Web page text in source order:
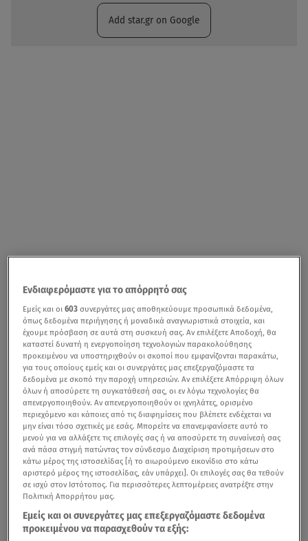
Add star.gr on Google
Ενδιαφερόμαστε για το απόρρητό σας
Εμείς και οι603 συνεργάτες μας αποθηκεύουμε προσωπικά δεδομένα,
όπως δεδομένα περιήγησης ή μοναδικά αναγνωριστικά στοιχεία, και
έχουμε πρόσβαση σε αυτά στη συσκευή σας. Αν επιλέξετε Αποδοχή, θα
καταστεί δυνατή η ενεργοποίηση τεχνολογιών παρακολούθησης
προκειμένου να υποστηριχθούν οι σκοποί που εμφανίζονται παρακάτω,
για τους οποίους εμείς και οι συνεργάτες μας επεξεργαζόμαστε τα
δεδομένα με σκοπό την παροχή υπηρεσιών. Αν επιλέξετε Απόρριψη όλων
όλων ή αποσύρετε τη συγκατάθεσή σας, οι εν λόγω τεχνολογίες θα
απενεργοποιηθούν. Αν απενεργοποιηθούν οι ιχνηλάτες, ορισμένο
περιεχόμενο και κάποιες από τις διαφημίσεις που βλέπετε ενδέχεται να
μην είναι τόσο σχετικές με εσάς. Μπορείτε να επανεμφανίσετε αυτό το
μενού για να αλλάξετε τις επιλογές σας ή να αποσύρετε τη συναίνεσή σας
ανά πάσα στιγμή πατώντας τον σύνδεσμο Διαχείριση προτιμήσεων στο
κάτω μέρος της ιστοσελίδας [ή το αιωρούμενο εικονίδιο στο κάτω
αριστερό μέρος της ιστοσελίδας, εάν υπάρχει]. Οι επιλογές σας θα τεθούν
σε ισχύ στον Ιστότοπος. Για περισσότερες λεπτομέρειες ανατρέξτε στην
Πολιτική Απορρήτου μας.
Εμείς και οι συνεργάτες μας επεξεργαζόμαστε δεδομένα
προκειμένου να παρασχεθούν τα εξής: